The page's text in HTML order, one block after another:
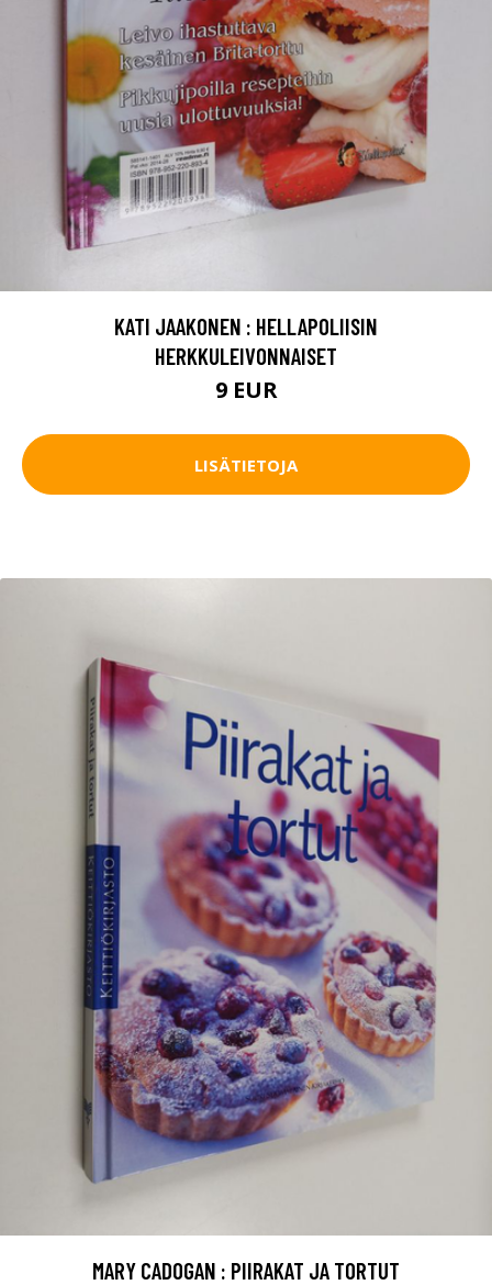
KATI JAAKONEN : HELLAPOLIISIN
HERKKULEIVONNAISET
9 EUR
LISÄTIETOJA
MARY CADOGAN : PIIRAKAT JA TORTUT